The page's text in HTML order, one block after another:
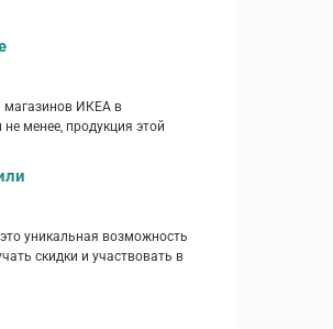
магазинов ИКЕА в
не менее, продукция этой
уникальная возможность
скидки и участвовать в